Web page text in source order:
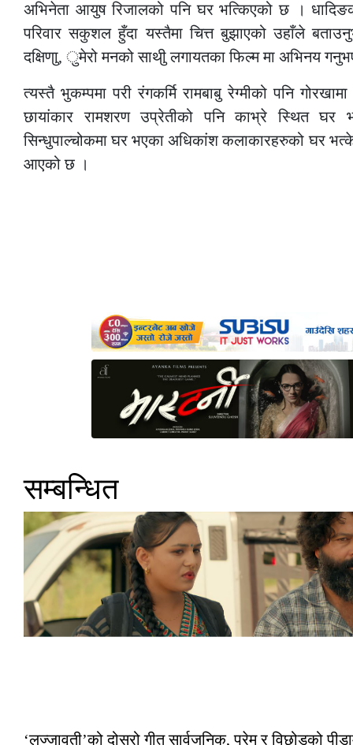
अभिनेता आयुष रिजालको पनि घर भत्किएको छ ।
परिवार सकुशल हुँदा यस्तैमा चित्त बुझाएको उहाँले
दक्षिणाु, ुमेरो मनको साथीु लगायतका फिल्म मा अभिनय
त्यस्तै भुकम्पमा परी रंगकर्मि रामबाबु रेग्मीको पनि
छायांकार रामशरण उप्रेतीको पनि काभ्रे स्थित
सिन्धुपाल्चोकमा घर भएका अधिकांश कलाकारहरुको घर
आएको छ ।
सम्बन्धित
‘लज्जावती’को दोस्रो गीत सार्वजनिक, प्रेम र विछोडको